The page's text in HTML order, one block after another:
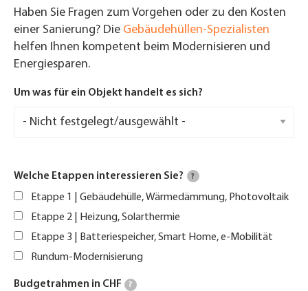
Haben Sie Fragen zum Vorgehen oder zu den Kosten
einer Sanierung? Die Gebäudehüllen-Spezialisten
helfen Ihnen kompetent beim Modernisieren und
Energiesparen.
Um was für ein Objekt handelt es sich?
Welche Etappen interessieren Sie? ?
Etappe 1 | Gebäudehülle, Wärmedämmung, Photovoltaik
Etappe 2 | Heizung, Solarthermie
Etappe 3 | Batteriespeicher, Smart Home, e-Mobilität
Rundum-Modernisierung
Budgetrahmen in CHF ?